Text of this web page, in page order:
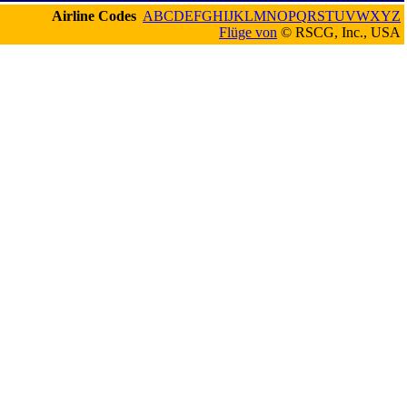
Airline Codes ABCDEFGHIJKLMNOPQRSTUVWXYZ
Flüge von © RSCG, Inc., USA